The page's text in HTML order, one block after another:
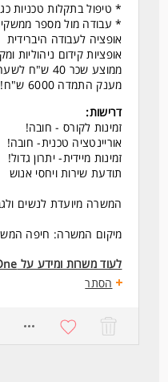
* טיפול בתקלות טכניות
* עבודה מול מספר
אופציה לעבודה היברידית
אופציות קידום ניהוליות
ממוצע שכר 40 ש"ח לשעה!
מענק התמדה 6000 ש"ח!!
דרישות:
זמינות לקורס - חובה!
אוריינטציה טכנית- חובה!
זמינות מיידית- יתרון גדול!
תודעת שירות ויחסי אנוש
המשרה מיועדת לנשים
מיקום המשרה: חיפה
לעוד משרות ומידע על Calanit by One >
הסתר